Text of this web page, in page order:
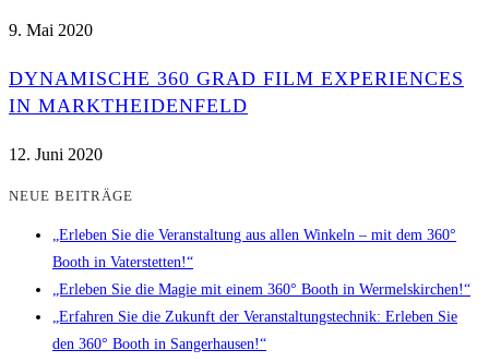
9. Mai 2020
DYNAMISCHE 360 GRAD FILM EXPERIENCES
IN MARKTHEIDENFELD
12. Juni 2020
NEUE BEITRÄGE
„Erleben Sie die Veranstaltung aus allen Winkeln – mit dem 360°
Booth in Vaterstetten!“
„Erleben Sie die Magie mit einem 360° Booth in Wermelskirchen!“
„Erfahren Sie die Zukunft der Veranstaltungstechnik: Erleben Sie
den 360° Booth in Sangerhausen!“